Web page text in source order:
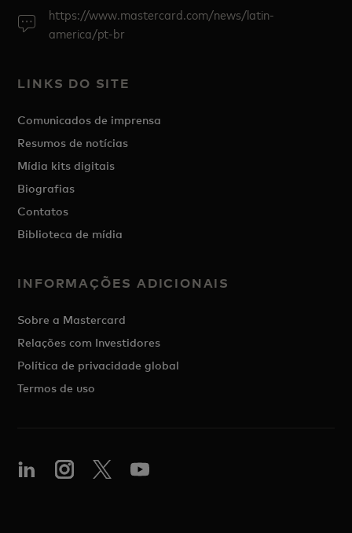
https://www.mastercard.com/news/latin-
america/pt-br
LINKS DO SITE
Comunicados de imprensa
Resumos de notícias
Mídia kits digitais
Biografias
Contatos
Biblioteca de mídia
INFORMAÇÕES ADICIONAIS
Sobre a Mastercard
Relações com Investidores
Política de privacidade global
Termos de uso